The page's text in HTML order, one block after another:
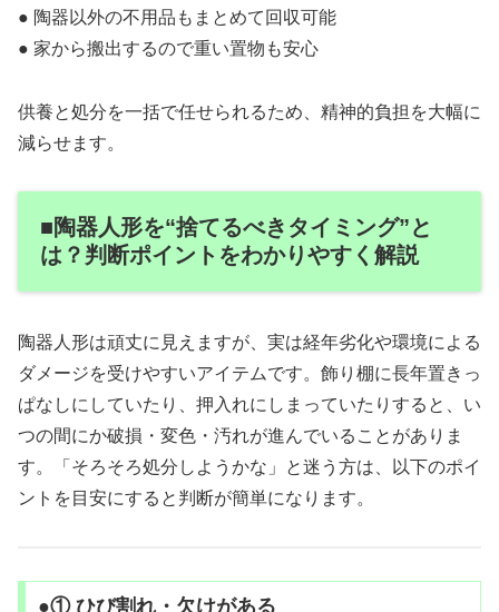
● 陶器以外の不用品もまとめて回収可能
● 家から搬出するので重い置物も安心
供養と処分を一括で任せられるため、精神的負担を大幅に
減らせます。
■陶器人形を“捨てるべきタイミング”と
は？判断ポイントをわかりやすく解説
陶器人形は頑丈に見えますが、実は経年劣化や環境による
ダメージを受けやすいアイテムです。飾り棚に長年置きっ
ぱなしにしていたり、押入れにしまっていたりすると、い
つの間にか破損・変色・汚れが進んでいることがありま
す。「そろそろ処分しようかな」と迷う方は、以下のポイ
ントを目安にすると判断が簡単になります。
●① ひび割れ・欠けがある